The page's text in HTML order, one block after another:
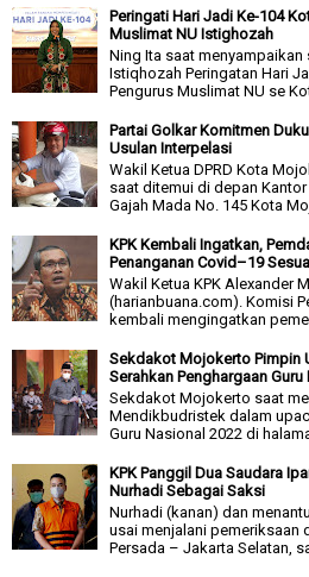
Peringati Hari Jadi Ke-104
Muslimat NU Istighozah
Ning Ita saat
Istiqhozah Peringatan Hari
Pengurus Muslimat NU se
Partai Golkar Komitmen
Usulan Interpelasi
Wakil Ketua DPRD Kota
saat ditemui di depan
Gajah Mada No. 145 Kota
KPK Kembali Ingatkan,
Penanganan Covid–19
Wakil Ketua KPK Alexander
(harianbuana.com). Komisi
kembali mengingatkan
Sekdakot Mojokerto Pimpin
Serahkan Penghargaan Guru
Sekdakot Mojokerto saat
Mendikbudristek dalam
Guru Nasional 2022 di
KPK Panggil Dua Saudara
Nurhadi Sebagai Saksi
Nurhadi (kanan) dan
usai menjalani pemeriksaan
Persada – Jakarta Selatan,